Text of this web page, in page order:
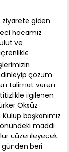
ziyarete giden
hocamız
ve
içtenlikle
dinleyip çözüm
talimat veren
ilgilenen
Öksüz
başkanımız
maddi
düzenleyecek.
günden beri